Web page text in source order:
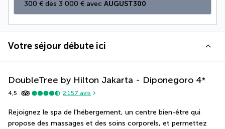
300 € dès 3 000 € avec AUGUST300
Votre séjour débute ici
DoubleTree by Hilton Jakarta - Diponegoro 4*
4,5 2 157 avis
Rejoignez le spa de l'hébergement, un centre bien-être qui
propose des massages et des soins corporels, et permettez